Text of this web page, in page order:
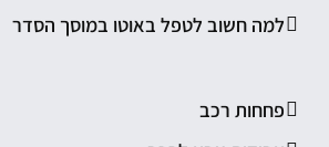
למה חשוב לטפל באוטו במוסך הסדר
פחחות רכב